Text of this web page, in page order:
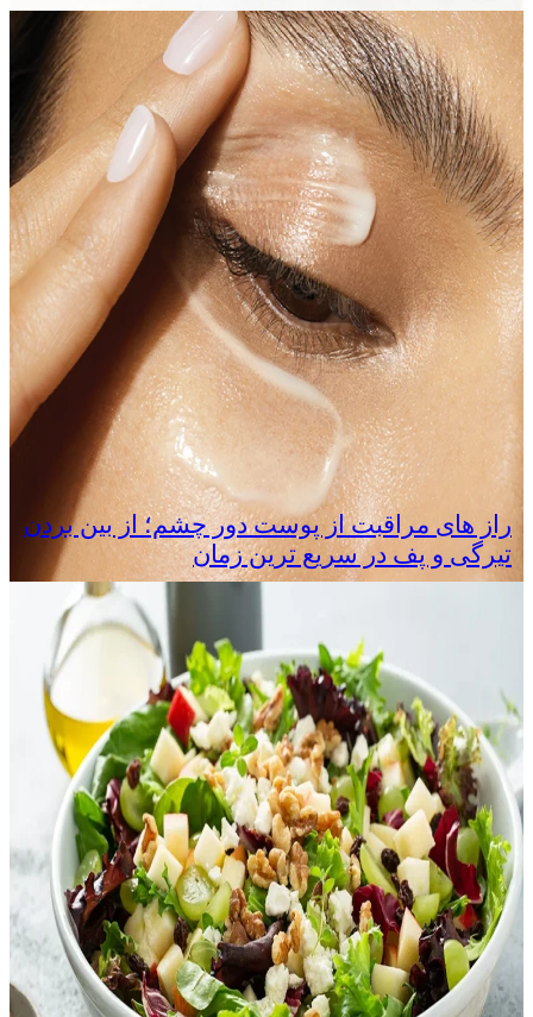
راز های مراقبت از پوست دور چشم؛ از بین بردن
تیرگی و پف در سریع‌ ترین زمان